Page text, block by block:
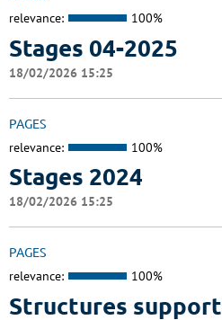
relevance: 100%
Stages 04-2025
18/02/2026 15:25
PAGES
relevance: 100%
Stages 2024
18/02/2026 15:25
PAGES
relevance: 100%
Structures support